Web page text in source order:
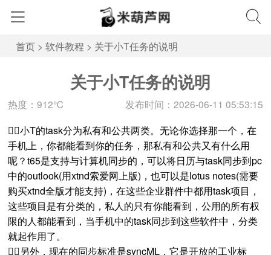
首页 > 软件教程 > 关于小T任务的说明
关于小T任务的说明
热度：912℃ 发布时间：2026-06-11 05:53:15
小T的task分为私有和公共两类。无论你选择那一个，在
手机上，你都能看到你的任务，那私有和公共又有什么用
呢？t65是支持与计算机同步的，可以将日历与task同步到pc
中的outlook(用xtnd索爱网上版)，也可以是lotus notes(需要
购买xtnd全版才能支持)，在这些企业群件中都用task项目，
这些项目是有分类的，私人的只有你能看到，公用的所有权
限的人都能看到，当手机中的task同步到这些软件中，分类
就起作用了。
另外，现在的同步标准是syncML，它是开放的工业标